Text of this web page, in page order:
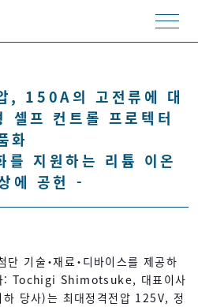
men
, 150A의 고전류에 대
셀프 컨트롤 프로텍터
화
지원하는 리튬 이온
에 공헌 -
기술・재료・디바이스를 제공하
: Tochigi Shimotsuke, 대표이사
당사)는 최대정격전압 125V, 정